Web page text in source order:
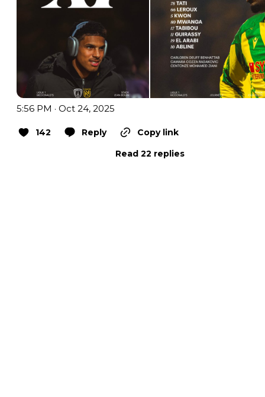
5:56 PM · Oct 24, 2025
142 Reply
Copy link
Read 22 replies